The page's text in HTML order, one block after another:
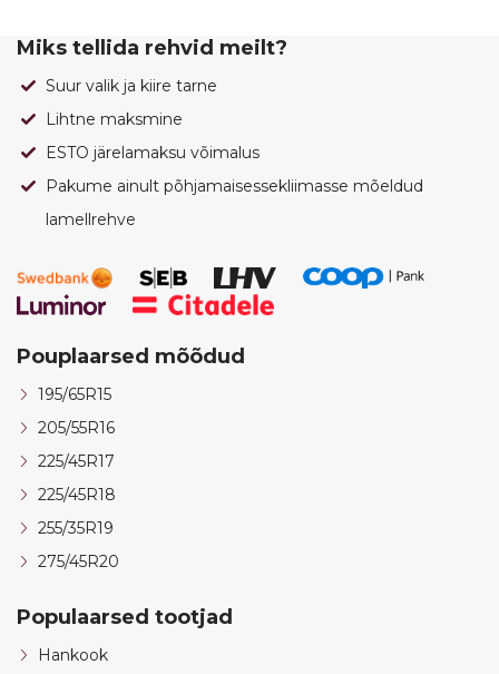
Miks tellida rehvid meilt?
Suur valik ja kiire tarne
Lihtne maksmine
ESTO järelamaksu võimalus
Pakume ainult põhjamaisessekliimasse mõeldud
lamellrehve
Pouplaarsed mõõdud
195/65R15
205/55R16
225/45R17
225/45R18
255/35R19
275/45R20
Populaarsed tootjad
Hankook